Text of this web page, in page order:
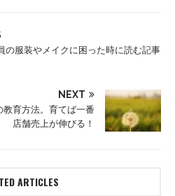
の服装やメイクに困った時に読む記事
NEXT
育方法。育てば一番
店舗売上が伸びる！
ARTICLES